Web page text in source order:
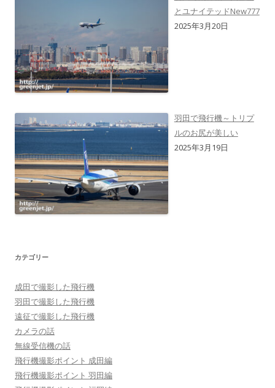
とユナイテッドNew777
2025年3月20日
羽田で飛行機～トリプ
ルのお尻が美しい
2025年3月19日
カテゴリー
成田で撮影した飛行機
羽田で撮影した飛行機
遠征で撮影した飛行機
カメラの話
無線受信機の話
飛行機撮影ポイント 成田編
飛行機撮影ポイント 羽田編